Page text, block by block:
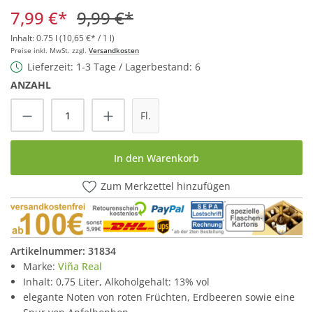
7,99 €* 9,99 €*
Inhalt:0.75 l (10,65 €* / 1 l)
Preise inkl. MwSt. zzgl. Versandkosten
Lieferzeit: 1-3 Tage / Lagerbestand: 6
ANZAHL
Produkt Anzahl: Gib den gewünschten
Fl.
In den Warenkorb
Zum Merkzettel hinzufügen
Artikelnummer: 31834
Marke: Viña Real
Inhalt: 0,75 Liter, Alkoholgehalt: 13% vol
elegante Noten von roten Früchten, Erdbeeren sowie eine